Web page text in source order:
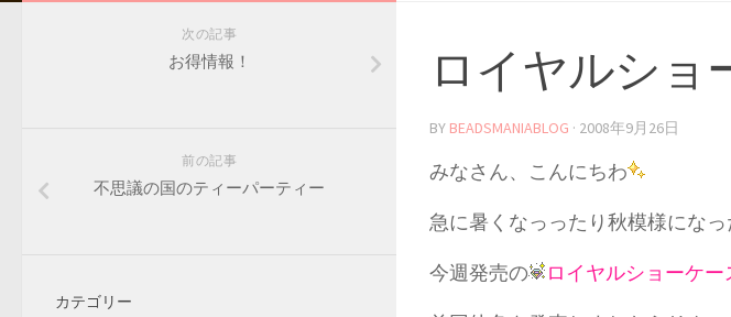
ロイヤルショ
BY BEADSMANIABLOG · 2008年9月26日
みなさん、こんにちわ
急に暑くなっったり秋模様にな
今週発売の
ロイヤルショーケー
次の記事
お得情報！
前の記事
不思議の国のティーパーティー
カテゴリー